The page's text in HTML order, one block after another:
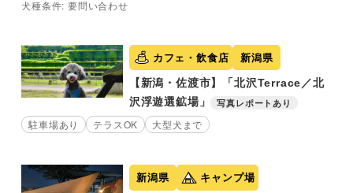
犬種条件: 要問い合わせ
カフェ・飲食店 新潟県
【新潟・佐渡市】「北沢Terrace／北
沢浮遊選鉱場」
写真レポートあり
駐車場あり テラスOK 大型犬まで
新潟県 キャンプ場